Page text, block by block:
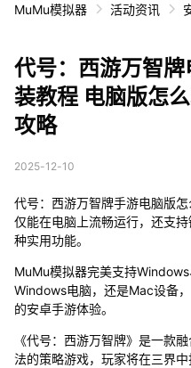
MuMu模拟器 活动资讯
代号：西游万智
装教程 电脑版怎
攻略
2025-12-10
代号：西游万智牌手游电脑版
仅能在电脑上流畅运行，还支
种实用功能。
MuMu模拟器完美支持
Windows电脑，还是Mac设备
的安卓手游体验。
《代号：西游万智牌》是一款
法的策略游戏，玩家将在三界